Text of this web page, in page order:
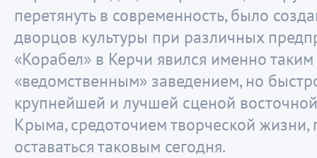
перетянуть в современность, было
дворцов культуры при различных
«Корабел» в Керчи явился именно таким
«ведомственным» заведением, но
крупнейшей и лучшей сценой
Крыма, средоточием творческой жизни,
оставаться таковым сегодня.